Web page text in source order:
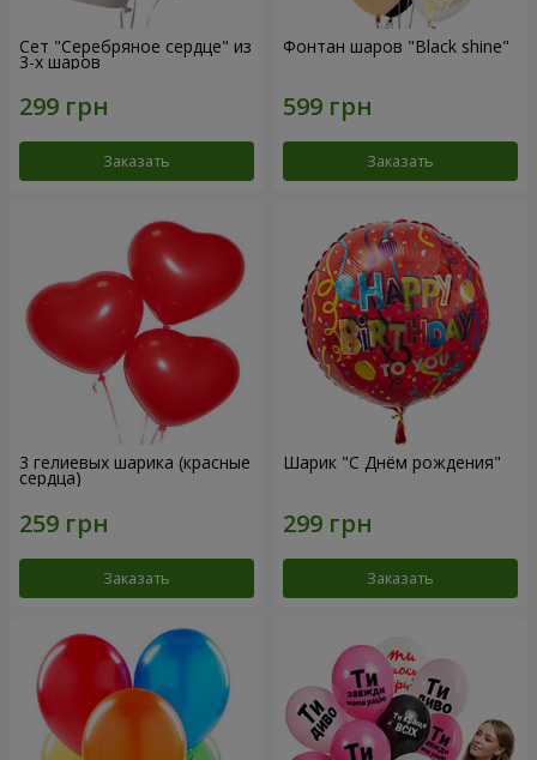
Сет "Серебряное сердце" из
3-х шаров
Заказать
Фонтан шаров "Black shine"
Заказать
3 гелиевых шарика (красные
сердца)
Заказать
Шарик "С Днём рождения"
Заказать